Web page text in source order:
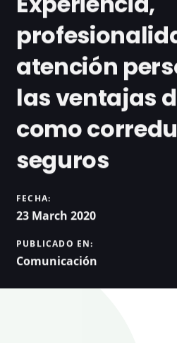
atención
las ventajas
como
seguros
FECHA:
23 March 2020
PUBLICADO EN:
Comunicación